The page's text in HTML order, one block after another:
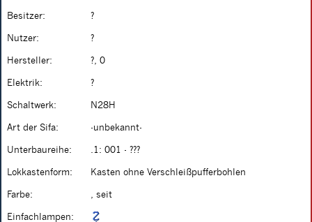
Besitzer: ?
Nutzer: ?
Hersteller: ?, 0
Elektrik: ?
Schaltwerk: N28H
Art der Sifa: -unbekannt-
Unterbaureihe: .1: 001 - ???
Lokkastenform: Kasten ohne Verschleißpufferbohlen
Farbe: , seit
Einfachlampen: